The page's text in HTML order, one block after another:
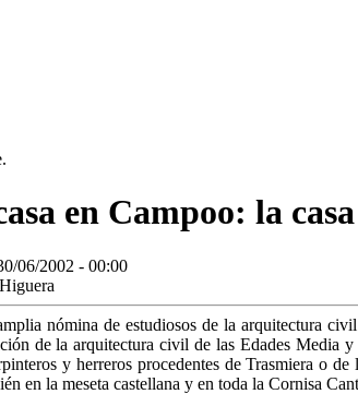
en Campoo: la
06/2002 - 00:00
nómina de estudiosos de la arquitectura
de la arquitectura civil de las Edades Media
y herreros procedentes de Trasmiera o
en la meseta castellana y en toda la Cornisa